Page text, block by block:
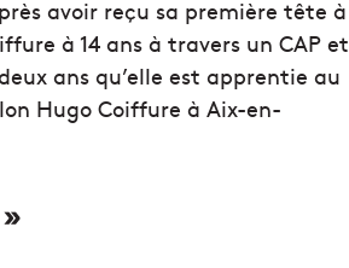
avoir reçu sa première tête à
à 14 ans à travers un CAP et
ans qu’elle est apprentie au
Hugo Coiffure à Aix-en-